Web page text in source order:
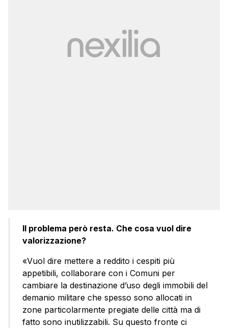
Il problema però resta. Che cosa vuol dire
valorizzazione?
«Vuol dire mettere a reddito i cespiti più
appetibili, collaborare con i Comuni per
cambiare la destinazione d’uso degli immobili del
demanio militare che spesso sono allocati in
zone particolarmente pregiate delle città ma di
fatto sono inutilizzabili. Su questo fronte ci